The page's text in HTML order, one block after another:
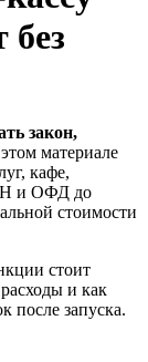
без
закон,
материале
кафе,
и ОФД до
стоимости
стоит
и как
после запуска.